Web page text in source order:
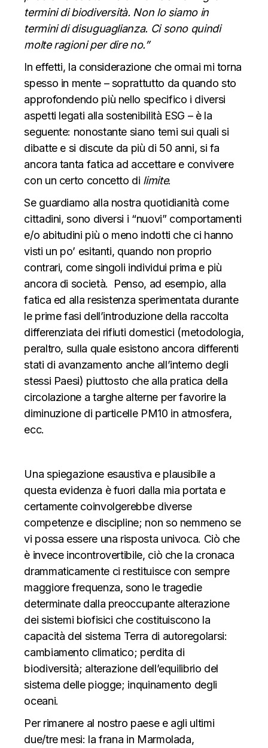
termini di biodiversità. Non lo siamo in
termini di disuguaglianza. Ci sono quindi
molte ragioni per dire no.”
In effetti, la considerazione che ormai mi torna
spesso in mente – soprattutto da quando sto
approfondendo più nello specifico i diversi
aspetti legati alla sostenibilità ESG –è la
seguente: nonostante siano temi sui quali si
dibatte e si discute da più di 50 anni, si fa
ancora tanta fatica ad accettare e convivere
con un certo concetto di limite.
Se guardiamo alla nostra quotidianità come
cittadini, sono diversi i “nuovi” comportamenti
e/o abitudini più o meno indotti che ci hanno
visti un po’ esitanti, quando non proprio
contrari, come singoli individui prima e più
ancora di società. Penso, ad esempio, alla
fatica ed alla resistenza sperimentata durante
le prime fasi dell’introduzione della raccolta
differenziata dei rifiuti domestici (metodologia,
peraltro, sulla quale esistono ancora differenti
stati di avanzamento anche all’interno degli
stessi Paesi) piuttosto che alla pratica della
circolazione a targhe alterne per favorire la
diminuzione di particelle PM10 in atmosfera,
ecc.
Una spiegazione esaustiva e plausibile a
questa evidenza è fuori dalla mia portata e
certamente coinvolgerebbe diverse
competenze e discipline; non so nemmeno se
vi possa essere una risposta univoca. Ciò che
è invece incontrovertibile, ciò che la cronaca
drammaticamente ci restituisce con sempre
maggiore frequenza, sono le tragedie
determinate dalla preoccupante alterazione
dei sistemi biofisici che costituiscono la
capacità del sistema Terra di autoregolarsi:
cambiamento climatico; perdita di
biodiversità; alterazione dell’equilibrio del
sistema delle piogge; inquinamento degli
oceani.
Per rimanere al nostro paese e agli ultimi
due/tre mesi: la frana in Marmolada,